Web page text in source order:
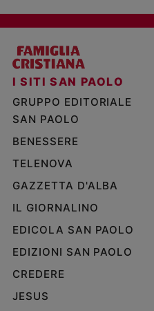
I SITI SAN PAOLO
GRUPPO EDITORIALE
SAN PAOLO
BENESSERE
TELENOVA
GAZZETTA D'ALBA
IL GIORNALINO
EDICOLA SAN PAOLO
EDIZIONI SAN PAOLO
CREDERE
JESUS